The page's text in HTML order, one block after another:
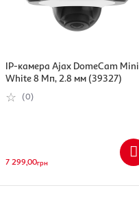
IP-камера Ajax DomeCam Mini
White 8 Мп, 2.8 мм (39327)
(0)
7 299,00грн